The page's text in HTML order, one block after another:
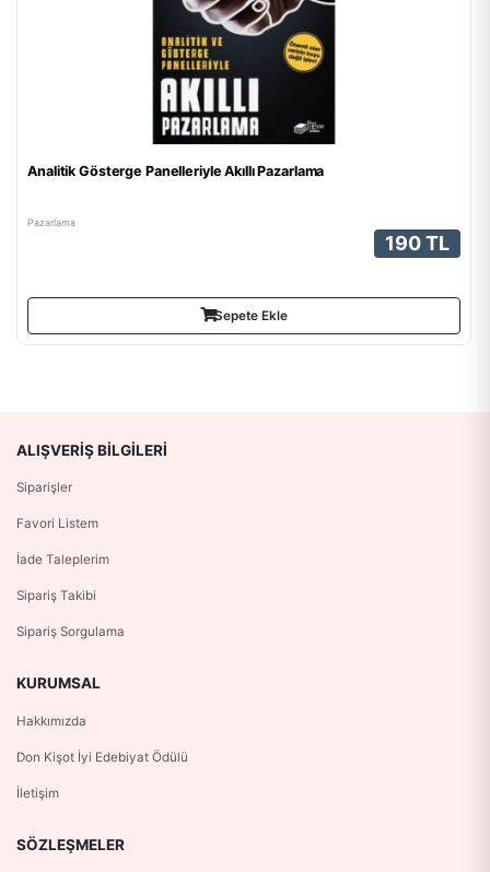
Analitik Gösterge Panelleriyle Akıllı Pazarlama
Pazarlama
190 TL
Sepete Ekle
ALIŞVERIŞ BILGILERI
Siparişler
Favori Listem
İade Taleplerim
Sipariş Takibi
Sipariş Sorgulama
KURUMSAL
Hakkımızda
Don Kişot İyi Edebiyat Ödülü
İletişim
SÖZLEŞMELER